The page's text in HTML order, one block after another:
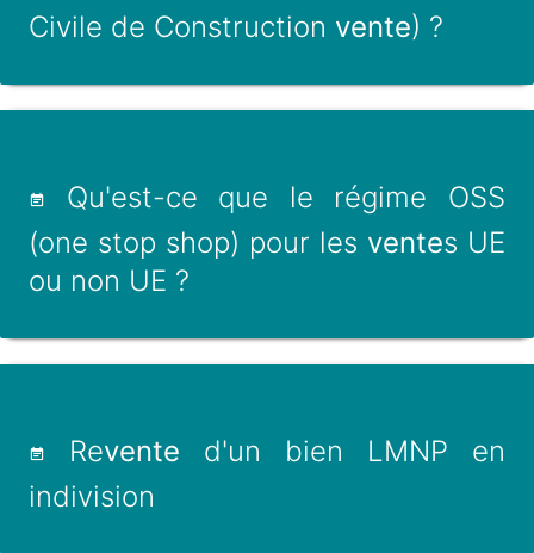
Civile de Construction vente) ?
Qu'est-ce que le régime OSS
(one stop shop) pour les ventes UE
ou non UE ?
Revente d'un bien LMNP en
indivision